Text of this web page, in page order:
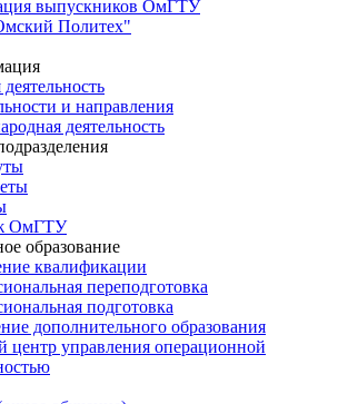
выпускников ОмГТУ
Политех"
и направления
деятельность
ОмГТУ
образование
квалификации
переподготовка
подготовка
дополнительного образования
центр управления операционной